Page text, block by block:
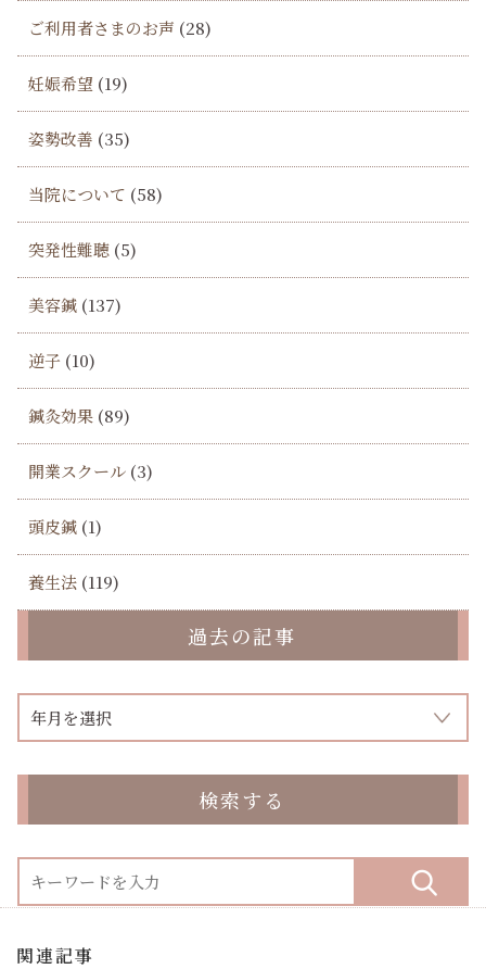
ご利用者さまのお声 (28)
妊娠希望 (19)
姿勢改善 (35)
当院について (58)
突発性難聴 (5)
美容鍼 (137)
逆子 (10)
鍼灸効果 (89)
開業スクール (3)
頭皮鍼 (1)
養生法 (119)
過去の記事
検索する
関連記事